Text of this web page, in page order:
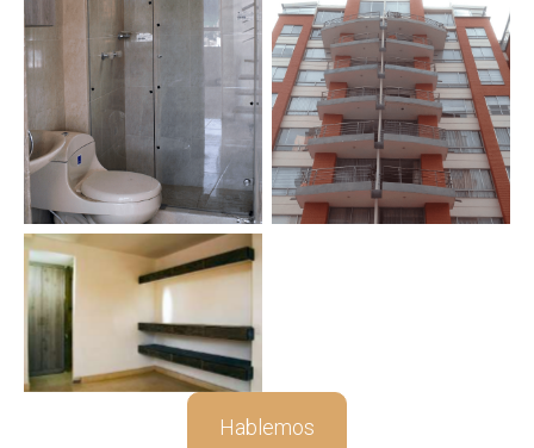
Baño Fachada
Habitación principal
Hablemos